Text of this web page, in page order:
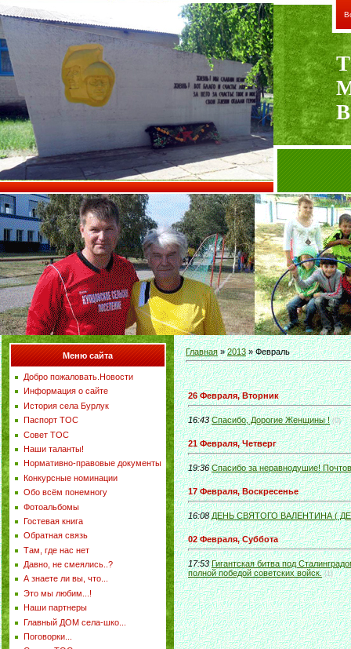
Меню сайта
Добро пожаловать.Новости
Информация о сайте
История села Бурлук
Паспорт ТОС
Совет ТОС
Наши таланты!
Нормативно-правовые документы
Конкурсные номинации
Обо всём понемногу
Фотоальбомы
Гостевая книга
Обратная связь
Там, где нас нет
Давно, не смеялись..?
А знаете ли вы, что...
Это мы любим...!
Наши партнеры
Главный ДОМ села-шко...
Поговорки...
Главная»2013 » Февраль
26 Февраля, Вторник
16:43 Спасибо, Дорогие Женщины ! (0)
21 Февраля, Четверг
19:36 Спасибо за неравнодушие!
17 Февраля, Воскресенье
16:08 ДЕНЬ СВЯТОГО ВАЛЕНТИНА (
02 Февраля, Суббота
17:53 Гигантская битва под
полной победой советских войск. (1)